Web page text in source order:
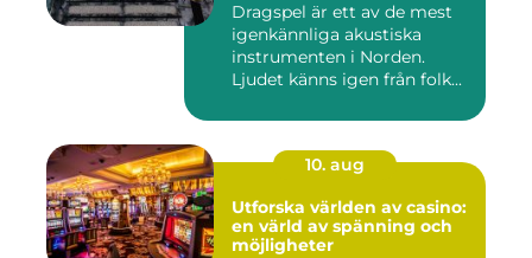
Dragspel är ett av de mest
igenkännliga akustiska
instrumenten i Norden.
Ljudet känns igen från folk...
10. aug
Utforska världen av casino:
en värld av spänning och
möjligheter